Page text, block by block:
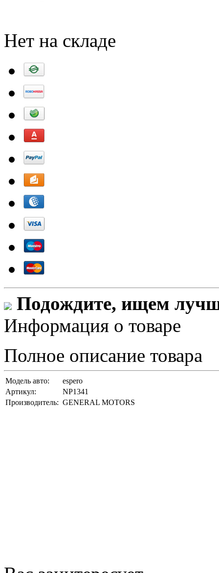
Нет на складе
Подождите, ищем
Информация о товаре
Полное описание товара
Модель авто:
espero
Артикул:
NP1341
Производитель: GENERAL MOTORS